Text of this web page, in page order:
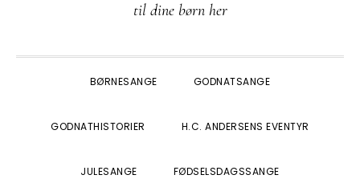
til dine børn her
BØRNESANGE GODNATSANGE
GODNATHISTORIER H.C. ANDERSENS EVENTYR
JULESANGE FØDSELSDAGSSANGE